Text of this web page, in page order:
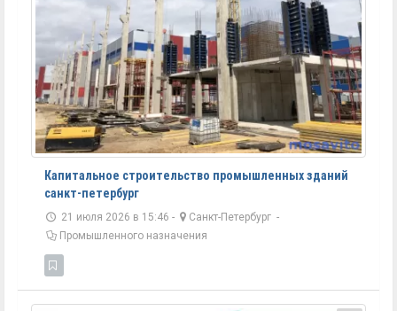
Капитальное строительство промышленных зданий
санкт-петербург
21 июля 2026 в 15:46 - Санкт-Петербург -
Промышленного назначения